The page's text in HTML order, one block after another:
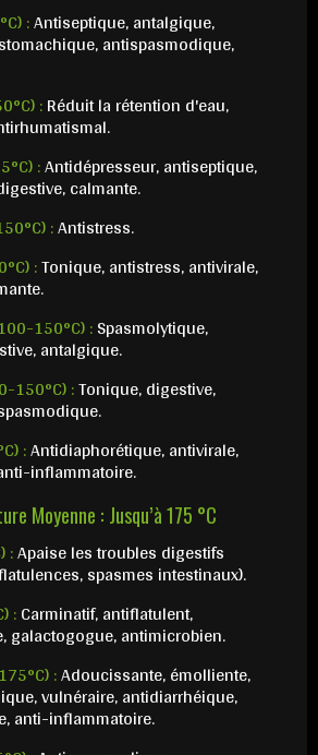
:Antiseptique, antalgique,
antispasmodique,
:Réduit la rétention d'eau,
:Antidépresseur, antiseptique,
calmante.
:Antistress.
:Tonique, antistress, antivirale,
150°C) :Spasmolytique,
antalgique.
150°C) :Tonique, digestive,
:Antidiaphorétique, antivirale,
inflammatoire.
Moyenne : Jusqu’à 175 °C
:Apaise les troubles digestifs
spasmes intestinaux).
:Carminatif, antiflatulent,
galactogogue, antimicrobien.
:Adoucissante, émolliente,
vulnéraire, antidiarrhéique,
anti-inflammatoire.